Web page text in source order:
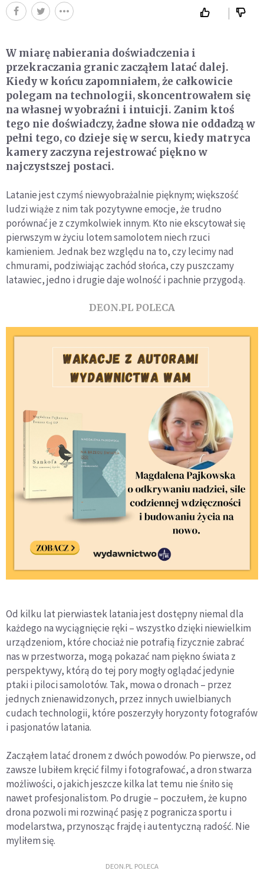
W miarę nabierania doświadczenia i
przekraczania granic zacząłem latać dalej.
Kiedy w końcu zapomniałem, że całkowicie
polegam na technologii, skoncentrowałem się
na własnej wyobraźni i intuicji. Zanim ktoś
tego nie doświadczy, żadne słowa nie oddadzą w
pełni tego, co dzieje się w sercu, kiedy matryca
kamery zaczyna rejestrować piękno w
najczystszej postaci.
Latanie jest czymś niewyobrażalnie pięknym; większość
ludzi wiąże z nim tak pozytywne emocje, że trudno
porównać je z czymkolwiek innym. Kto nie ekscytował się
pierwszym w życiu lotem samolotem niech rzuci
kamieniem. Jednak bez względu na to, czy lecimy nad
chmurami, podziwiając zachód słońca, czy puszczamy
latawiec, jedno i drugie daje wolność i pachnie przygodą.
DEON.PL POLECA
Od kilku lat pierwiastek latania jest dostępny niemal dla
każdego na wyciągnięcie ręki – wszystko dzięki niewielkim
urządzeniom, które chociaż nie potrafią fizycznie zabrać
nas w przestworza, mogą pokazać nam piękno świata z
perspektywy, którą do tej pory mogły oglądać jedynie
ptaki i piloci samolotów. Tak, mowa o dronach – przez
jednych znienawidzonych, przez innych uwielbianych
cudach technologii, które poszerzyły horyzonty fotografów
i pasjonatów latania.
Zacząłem latać dronem z dwóch powodów. Po pierwsze, od
zawsze lubiłem kręcić filmy i fotografować, a dron stwarza
możliwości, o jakich jeszcze kilka lat temu nie śniło się
nawet profesjonalistom. Po drugie – poczułem, że kupno
drona pozwoli mi rozwinąć pasję z pogranicza sportu i
modelarstwa, przynosząc frajdę i autentyczną radość. Nie
myliłem się.
DEON.PL POLECA